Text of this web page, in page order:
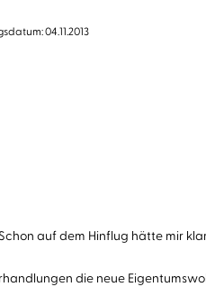
04.11.2013
auf dem Hinflug hätte mir
die neue